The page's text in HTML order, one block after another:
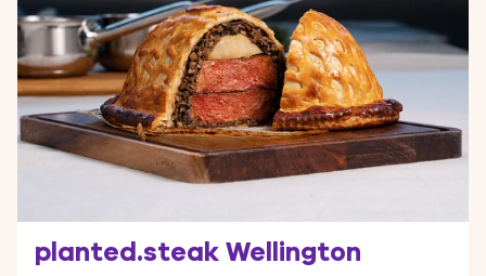
planted.steak Wellington